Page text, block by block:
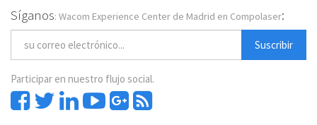
Síganos: Wacom Experience Center de Madrid en Compolaser:
Suscribir
Participar en nuestro flujo social.